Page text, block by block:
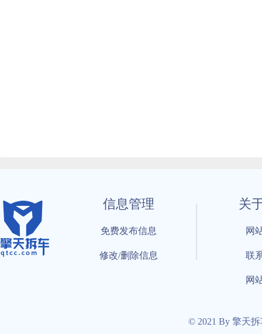
信息管理
免费发布信息
修改/删除信息
关
网
联
网
© 2021 By 擎天